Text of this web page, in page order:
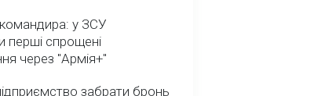
у ЗСУ
перші спрощені
через "Армія+"
забрати бронь